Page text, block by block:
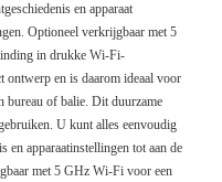
SERVICE
en apparaat
Optioneel verkrijgbaar met 5
in drukke Wi-Fi-
ontwerp en is daarom ideaal voor
bureau of balie. Dit duurzame
U kunt alles eenvoudig
en apparaatinstellingen tot aan de
met 5 GHz Wi-Fi voor een